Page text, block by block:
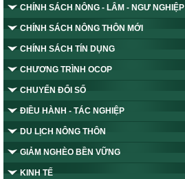
CHÍNH SÁCH NÔNG - LÂM - NGƯ NGHIỆP
CHÍNH SÁCH NÔNG THÔN MỚI
CHÍNH SÁCH TÍN DỤNG
CHƯƠNG TRÌNH OCOP
CHUYỂN ĐỔI SỐ
ĐIỀU HÀNH - TÁC NGHIỆP
DU LỊCH NÔNG THÔN
GIẢM NGHÈO BỀN VỮNG
KINH TẾ